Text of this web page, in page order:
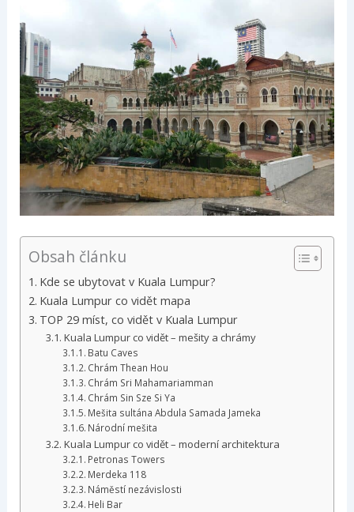
Obsah článku
Kde se ubytovat v Kuala Lumpur?
Kuala Lumpur co vidět mapa
TOP 29 míst, co vidět v Kuala Lumpur
Kuala Lumpur co vidět – mešity a chrámy
Batu Caves
Chrám Thean Hou
Chrám Sri Mahamariamman
Chrám Sin Sze Si Ya
Mešita sultána Abdula Samada Jameka
Národní mešita
Kuala Lumpur co vidět – moderní architektura
Petronas Towers
Merdeka 118
Náměstí nezávislosti
Heli Bar